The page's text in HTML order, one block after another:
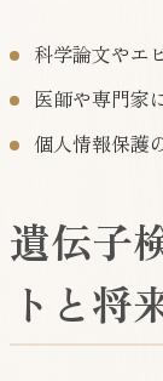
科学論文やエ
医師や専門家
個人情報保護
遺伝子
トと将